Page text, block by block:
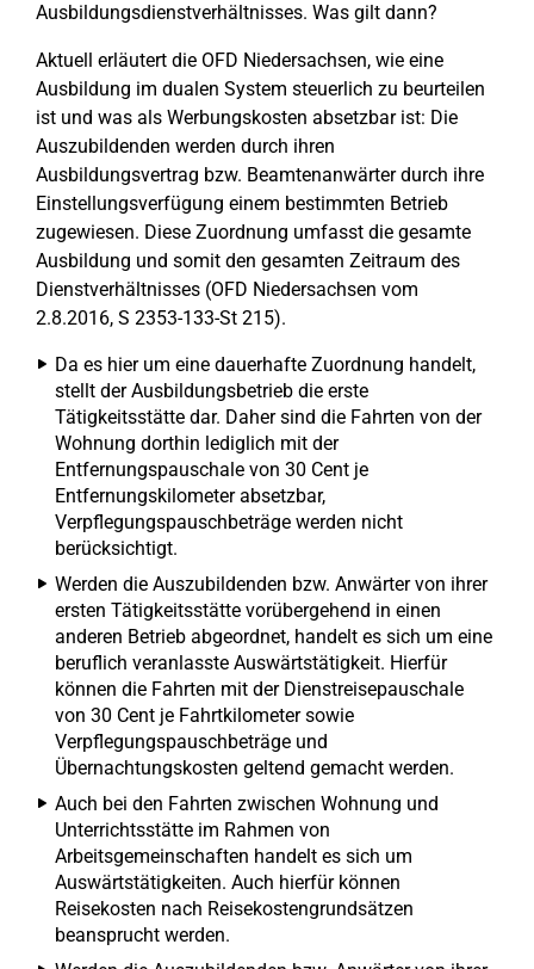
Ausbildungsdienstverhältnisses. Was gilt dann?
Aktuell erläutert die OFD Niedersachsen, wie eine
Ausbildung im dualen System steuerlich zu beurteilen
ist und was als Werbungskosten absetzbar ist: Die
Auszubildenden werden durch ihren
Ausbildungsvertrag bzw. Beamtenanwärter durch ihre
Einstellungsverfügung einem bestimmten Betrieb
zugewiesen. Diese Zuordnung umfasst die gesamte
Ausbildung und somit den gesamten Zeitraum des
Dienstverhältnisses (OFD Niedersachsen vom
2.8.2016, S 2353-133-St 215).
Da es hier um eine dauerhafte Zuordnung handelt,
stellt der Ausbildungsbetrieb die erste
Tätigkeitsstätte dar. Daher sind die Fahrten von der
Wohnung dorthin lediglich mit der
Entfernungspauschale von 30 Cent je
Entfernungskilometer absetzbar,
Verpflegungspauschbeträge werden nicht
berücksichtigt.
Werden die Auszubildenden bzw. Anwärter von ihrer
ersten Tätigkeitsstätte vorübergehend in einen
anderen Betrieb abgeordnet, handelt es sich um eine
beruflich veranlasste Auswärtstätigkeit. Hierfür
können die Fahrten mit der Dienstreisepauschale
von 30 Cent je Fahrtkilometer sowie
Verpflegungspauschbeträge und
Übernachtungskosten geltend gemacht werden.
Auch bei den Fahrten zwischen Wohnung und
Unterrichtsstätte im Rahmen von
Arbeitsgemeinschaften handelt es sich um
Auswärtstätigkeiten. Auch hierfür können
Reisekosten nach Reisekostengrundsätzen
beansprucht werden.